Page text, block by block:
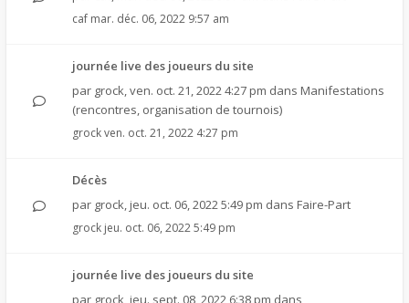
caf mar. déc. 06, 2022 9:57 am
journée live des joueurs du site
par grock,ven. oct. 21, 2022 4:27 pm dans Manifestations
(rencontres, organisation de tournois)
grockven. oct. 21, 2022 4:27 pm
Décès
par grock, jeu. oct. 06, 2022 5:49 pm dans Faire-Part
grock jeu. oct. 06, 2022 5:49 pm
journée live des joueurs du site
par grock, jeu. sept. 08, 2022 6:38 pm dans